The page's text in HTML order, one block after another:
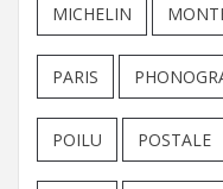
MICHELIN
PARIS
POILU POSTALE